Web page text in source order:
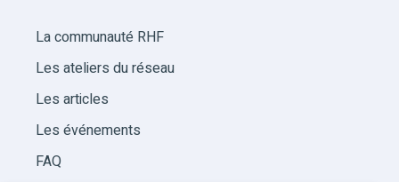
La communauté RHF
Les ateliers du réseau
Les articles
Les événements
FAQ